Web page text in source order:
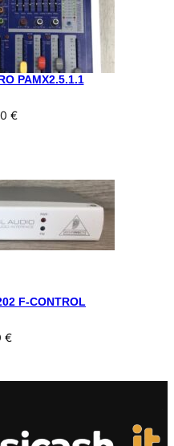
PAMX2.5.1.1
€
F-CONTROL
€